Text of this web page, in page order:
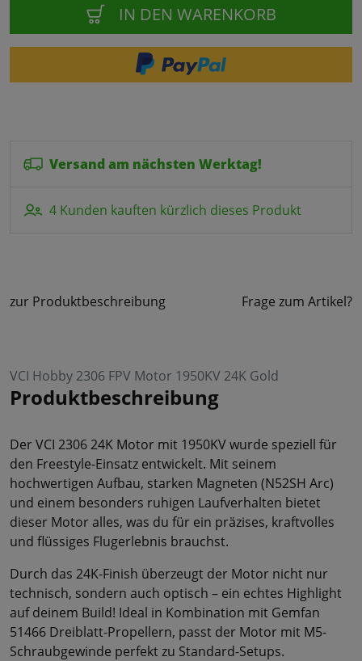
IN DEN WARENKORB
Versand am nächsten Werktag!
4 Kunden kauften kürzlich dieses Produkt
zur Produktbeschreibung Frage zum Artikel?
VCI Hobby 2306 FPV Motor 1950KV 24K Gold
Produktbeschreibung
Der VCI 2306 24K Motor mit 1950KV wurde speziell für
den Freestyle-Einsatz entwickelt. Mit seinem
hochwertigen Aufbau, starken Magneten (N52SH Arc)
und einem besonders ruhigen Laufverhalten bietet
dieser Motor alles, was du für ein präzises, kraftvolles
und flüssiges Flugerlebnis brauchst.
Durch das 24K-Finish überzeugt der Motor nicht nur
technisch, sondern auch optisch – ein echtes Highlight
auf deinem Build! Ideal in Kombination mit Gemfan
51466 Dreiblatt-Propellern, passt der Motor mit M5-
Schraubgewinde perfekt zu Standard-Setups.